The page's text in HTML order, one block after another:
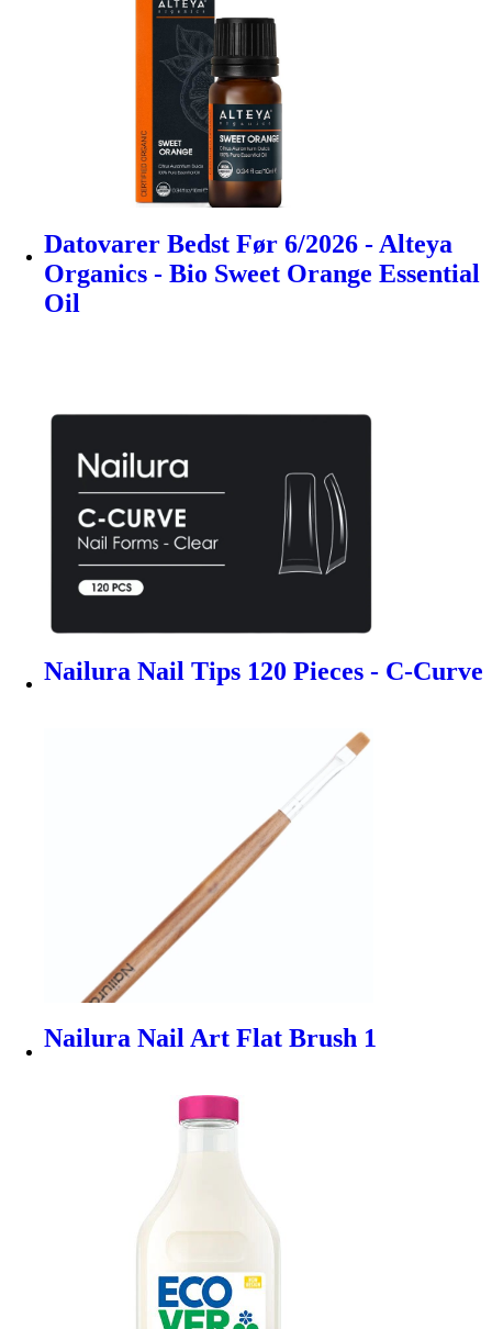
Datovarer Bedst Før 6/2026 - Alteya
Organics - Bio Sweet Orange Essential
Oil
Nailura Nail Tips 120 Pieces - C-Curve
Nailura Nail Art Flat Brush 1